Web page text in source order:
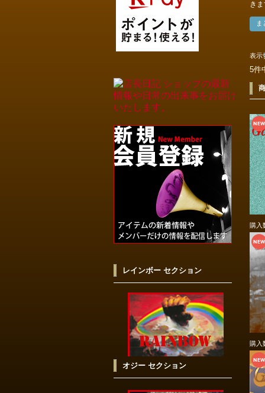
き
表示
5件
購入
購入
レインボー セクション
オジー セクション